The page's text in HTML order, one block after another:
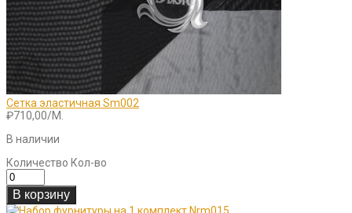
Сетка эластичная Sm002
₽710,00/М.
В наличии
Количество Кол-во
В корзину